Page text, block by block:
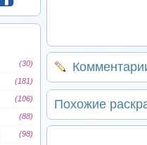
(30)
(181)
(106)
(88)
(98)
Похожие